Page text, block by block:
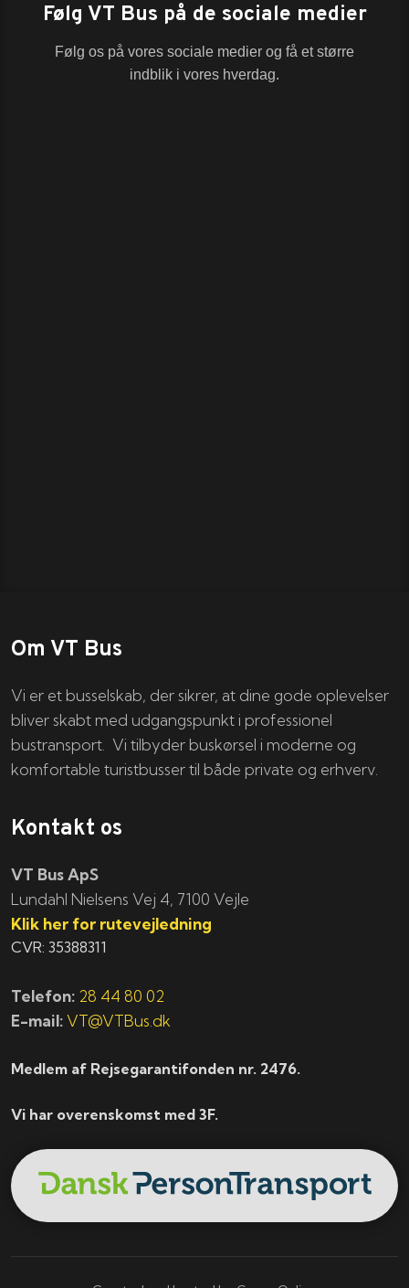
Følg VT Bus på de sociale medier
Følg os på vores sociale medier og få et større
indblik i vores hverdag.
Om VT Bus
Vi er et busselskab, der sikrer, at dine gode oplevelser
bliver skabt med udgangspunkt i professionel
bustransport. Vi tilbyder buskørsel i moderne og
komfortable turistbusser til både private og erhverv.
Kontakt os
VT Bus ApS
​​​Lundahl Nielsens Vej 4, 7100 Vejle
Klik her for rutevejledning
CVR: 35388311
Telefon: 28 44 80 02
E-mail: VT@VTBus.dk
Medlem af Rejsegarantifonden nr. 2476.
Vi har overenskomst med 3F.